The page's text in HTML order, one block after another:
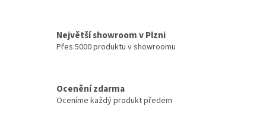
Největší showroom v Plzni
Přes 5000 produktu v showroomu
Ocenění zdarma
Oceníme každý produkt předem